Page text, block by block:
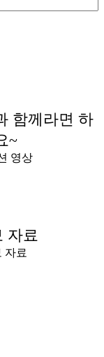
함께라면 하
~
영상
자료
자료